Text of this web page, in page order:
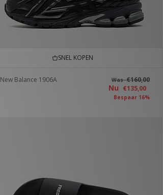
SNEL KOPEN
New Balance 1906A Was€160,00
Nu €135,00
Bespaar 16%